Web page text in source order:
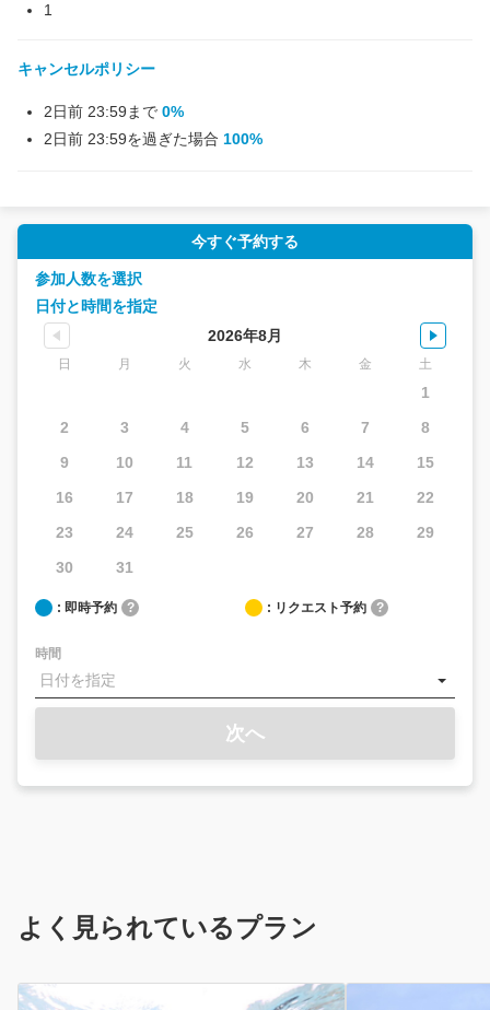
1
キャンセルポリシー
2日前 23:59まで 0%
2日前 23:59を過ぎた場合 100%
今すぐ予約する
参加人数を選択
日付と時間を指定
2026年8月
日 月 火 水 木 金 土
1
2
3 4 5 6 7
8
9
10 11 12 13 14
15
16
17 18 19 20 21
22
23
24 25 26 27 28
29
30
31
: 即時予約 ? : リクエスト予約 ?
時間
次へ
よく見られているプラン